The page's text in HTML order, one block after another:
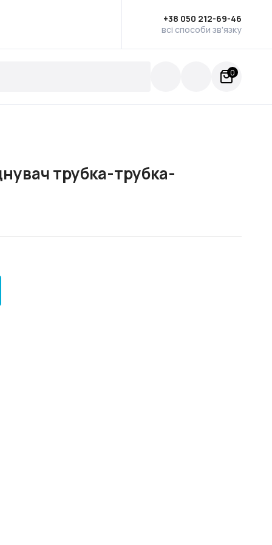
+38 050 212-69-46
всі способи зв'язку
0
трубка-трубка-